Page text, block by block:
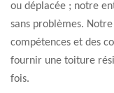
ou déplacée ; notre
sans problèmes.
compétences et des
fournir une toiture
fois.